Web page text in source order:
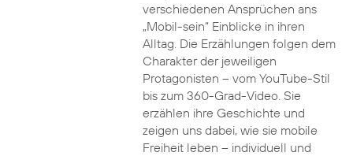
verschiedenen Ansprüchen ans
„Mobil-sein“ Einblicke in ihren
Alltag. Die Erzählungen folgen dem
Charakter der jeweiligen
Protagonisten – vom YouTube-Stil
bis zum 360-Grad-Video. Sie
erzählen ihre Geschichte und
zeigen uns dabei, wie sie mobile
Freiheit leben – individuell und